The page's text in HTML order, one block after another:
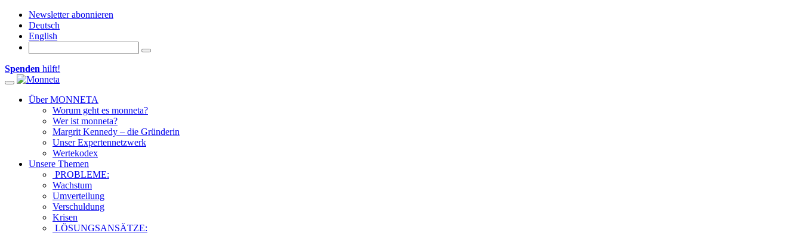
Newsletter abonnieren
Deutsch
English
Spenden hilft!
Toggle navigation
Über MONNETA
Worum geht es monneta?
Wer ist monneta?
Margrit Kennedy – die Gründerin
Unser Expertennetzwerk
Wertekodex
Unsere Themen
PROBLEME:
Wachstum
Umverteilung
Verschuldung
Krisen
LÖSUNGSANSÄTZE: